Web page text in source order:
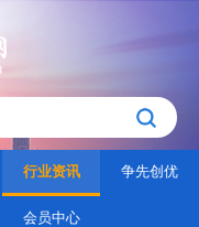
行业资讯 争先创优
会员中心